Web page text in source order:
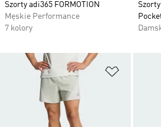
Szorty adi365 FORMOTION
Męskie Performance
7 kolory
Dodaj